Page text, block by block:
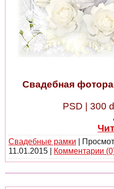
Свадебная
PSD | 300
Свадебные рамки |
11.01.2015 | Комментарии